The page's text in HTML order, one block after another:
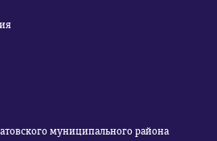
муниципального района